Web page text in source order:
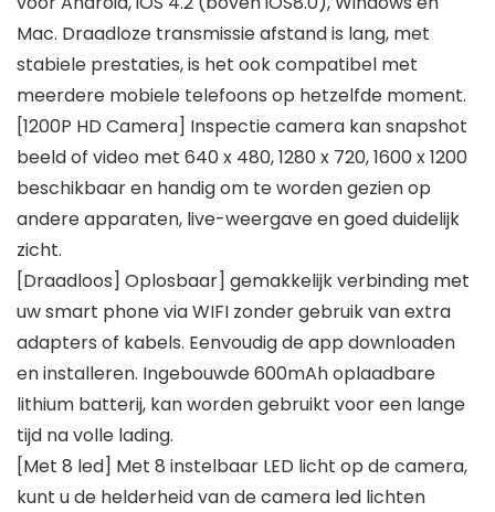
Mac. Draadloze transmissie afstand is lang, met
stabiele prestaties, is het ook compatibel met
meerdere mobiele telefoons op hetzelfde moment.
[1200P HD Camera] Inspectie camera kan snapshot
beeld of video met 640 x 480, 1280 x 720, 1600 x 1200
beschikbaar en handig om te worden gezien op
andere apparaten, live-weergave en goed duidelijk
zicht.
[Draadloos] Oplosbaar] gemakkelijk verbinding met
uw smart phone via WIFI zonder gebruik van extra
adapters of kabels. Eenvoudig de app downloaden
en installeren. Ingebouwde 600mAh oplaadbare
lithium batterij, kan worden gebruikt voor een lange
tijd na volle lading.
[Met 8 led] Met 8 instelbaar LED licht op de camera,
kunt u de helderheid van de camera led lichten